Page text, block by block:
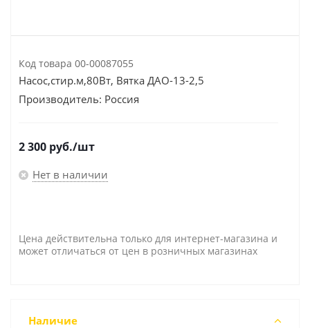
Код товара 00-00087055
Насос,стир.м,80Вт, Вятка ДАО-13-2,5
Производитель: Россия
2 300 руб./шт
Нет в наличии
Цена действительна только для интернет-магазина и
может отличаться от цен в розничных магазинах
Наличие